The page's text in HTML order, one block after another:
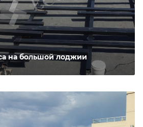
на большой лоджии